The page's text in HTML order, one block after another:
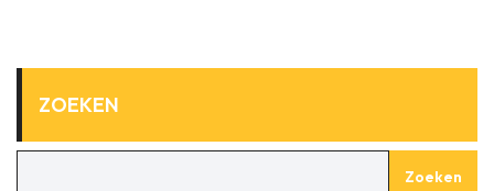
ZOEKEN
Zoeken